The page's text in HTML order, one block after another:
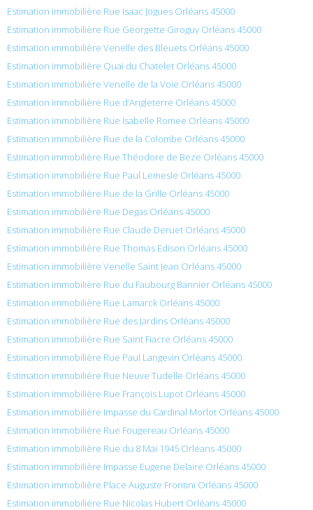
Estimation immobilière Rue Isaac Jogues Orléans 45000
Estimation immobilière Rue Georgette Giroguy Orléans 45000
Estimation immobilière Venelle des Bleuets Orléans 45000
Estimation immobilière Quai du Chatelet Orléans 45000
Estimation immobilière Venelle de la Voie Orléans 45000
Estimation immobilière Rue d’Angleterre Orléans 45000
Estimation immobilière Rue Isabelle Romee Orléans 45000
Estimation immobilière Rue de la Colombe Orléans 45000
Estimation immobilière Rue Théodore de Beze Orléans 45000
Estimation immobilière Rue Paul Lemesle Orléans 45000
Estimation immobilière Rue de la Grille Orléans 45000
Estimation immobilière Rue Degas Orléans 45000
Estimation immobilière Rue Claude Deruet Orléans 45000
Estimation immobilière Rue Thomas Edison Orléans 45000
Estimation immobilière Venelle Saint Jean Orléans 45000
Estimation immobilière Rue du Faubourg Bannier Orléans 45000
Estimation immobilière Rue Lamarck Orléans 45000
Estimation immobilière Rue des Jardins Orléans 45000
Estimation immobilière Rue Saint Fiacre Orléans 45000
Estimation immobilière Rue Paul Langevin Orléans 45000
Estimation immobilière Rue Neuve Tudelle Orléans 45000
Estimation immobilière Rue François Lupot Orléans 45000
Estimation immobilière Impasse du Cardinal Morlot Orléans 45000
Estimation immobilière Rue Fougereau Orléans 45000
Estimation immobilière Rue du 8 Mai 1945 Orléans 45000
Estimation immobilière Impasse Eugene Delaire Orléans 45000
Estimation immobilière Place Auguste Frontini Orléans 45000
Estimation immobilière Rue Nicolas Hubert Orléans 45000